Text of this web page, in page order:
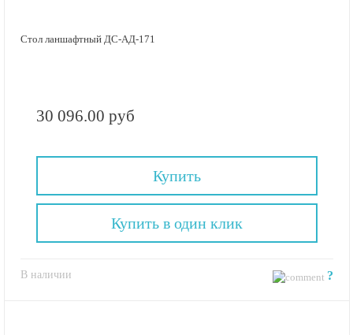
Стол ланшафтный ДС-АД-171
30 096.00 руб
Купить
В наличии ?
Купить в один клик